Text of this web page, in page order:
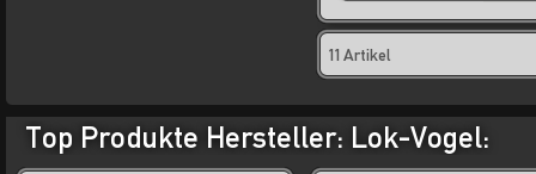
11 Artikel
Top Produkte Hersteller: Lok-Vogel: